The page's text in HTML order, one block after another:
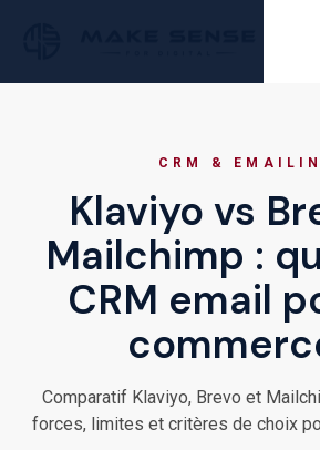
CRM &
Klaviyo vs
Mailchimp :
CRM email
Comparatif Klaviyo, Brevo et
forces, limites et critères de choix